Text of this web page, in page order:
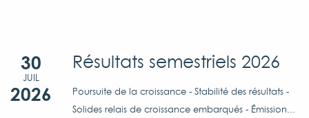
30
JUIL
2026
Résultats semestriels 2026
Poursuite de la croissance - Stabilité des résultats -
Solides relais de croissance embarqués - Émission...